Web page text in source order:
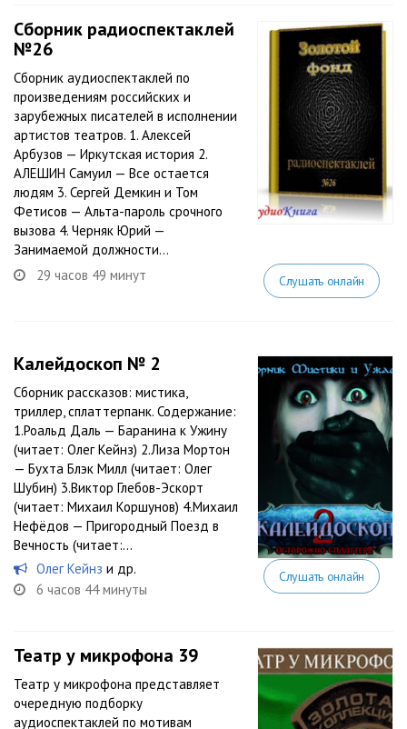
Сборник радиоспектаклей
№26
Сборник аудиоспектаклей по
произведениям российских и
зарубежных писателей в исполнении
артистов театров. 1. Алексей
Арбузов — Иркутская история 2.
АЛЕШИН Самуил — Все остается
людям 3. Сергей Демкин и Том
Фетисов — Альта-пароль срочного
вызова 4. Черняк Юрий —
Занимаемой должности...
29 часов 49 минут
Слушать онлайн
Калейдоскоп № 2
Сборник рассказов: мистика,
триллер, сплаттерпанк. Содержание:
1.Роальд Даль — Баранина к Ужину
(читает: Олег Кейнз) 2.Лиза Мортон
— Бухта Блэк Милл (читает: Олег
Шубин) 3.Виктор Глебов-Эскорт
(читает: Михаил Коршунов) 4.Михаил
Нефёдов — Пригородный Поезд в
Вечность (читает:...
Олег Кейнз и др.
6 часов 44 минуты
Слушать онлайн
Театр у микрофона 39
Театр у микрофона представляет
очередную подборку
аудиоспектаклей по мотивам